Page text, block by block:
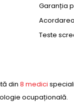
Garanția
Teste
din 8 medici
ocupațională.